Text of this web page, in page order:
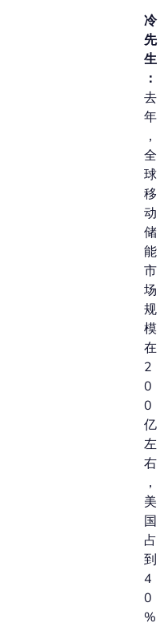
冷
先
生
：
去
年
，
全
球
移
动
储
能
市
场
规
模
在
2
0
0
亿
左
右
，
美
国
占
到
4
0
%